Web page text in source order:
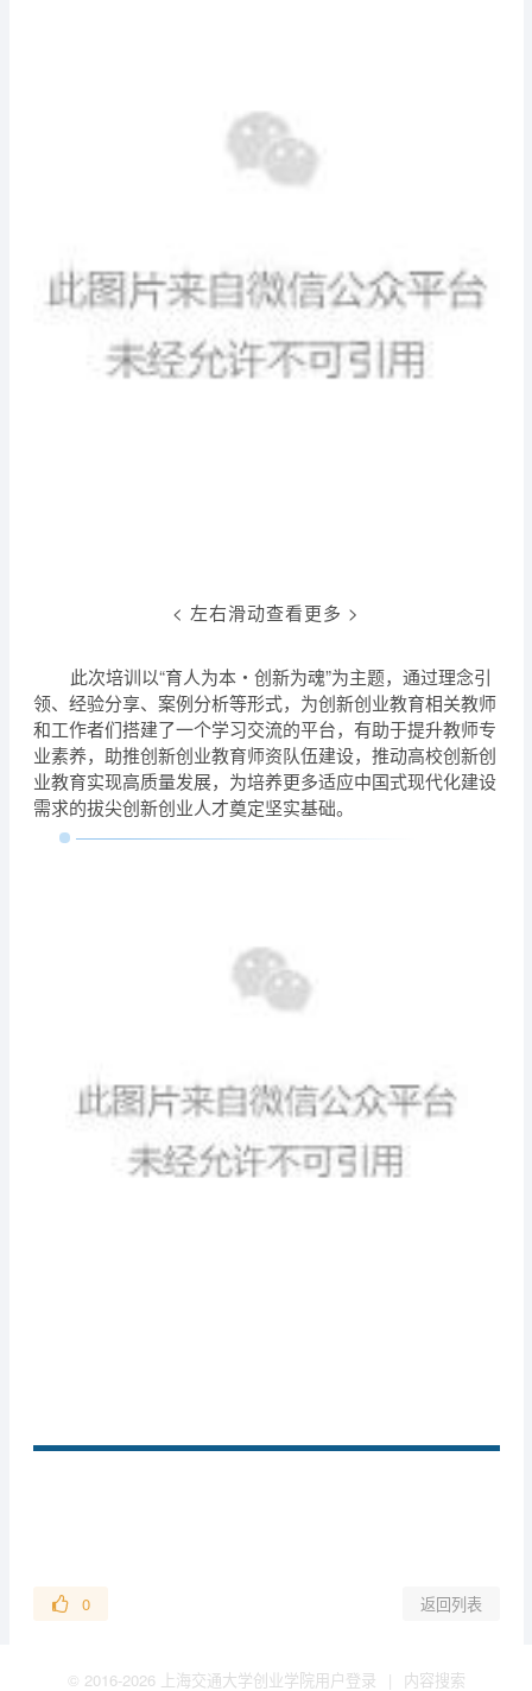
< 左右滑动查看更多 >
此次培训以“育人为本・创新为魂”为主题，通过理念引
领、经验分享、案例分析等形式，为创新创业教育相关教师
和工作者们搭建了一个学习交流的平台，有助于提升教师专
业素养，助推创新创业教育师资队伍建设，推动高校创新创
业教育实现高质量发展，为培养更多适应中国式现代化建设
需求的拔尖创新创业人才奠定坚实基础。
0 返回列表
© 2016-2026 上海交通大学创业学院用户登录 | 内容搜索